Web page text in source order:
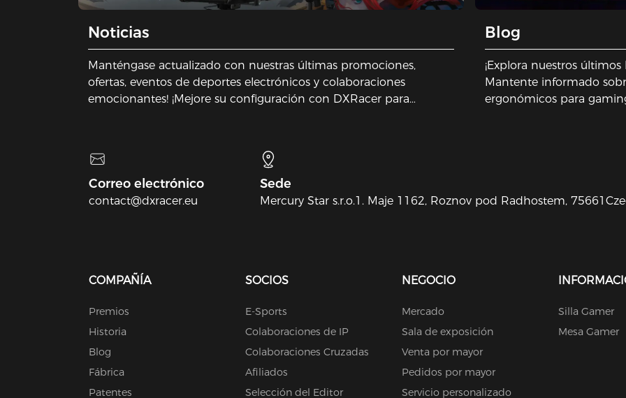
Noticias
Manténgase actualizado con nuestras últimas promociones,
ofertas, eventos de deportes electrónicos y colaboraciones
emocionantes! ¡Mejore su configuración con DXRacer para
Blog
¡Explora nuestros
Mantente informado
ergonómicos para
Correo electrónico
contact@dxracer.eu
Sede
Mercury Star s.r.o.1. Maje 1162, Roznov pod Radhostem,
COMPAÑÍA
Premios
Historia
Blog
Fábrica
Patentes
SOCIOS
E-Sports
Colaboraciones de IP
Colaboraciones Cruzadas
Afiliados
Selección del Editor
NEGOCIO
Mercado
Sala de exposición
Venta por mayor
Pedidos por mayor
Servicio personalizado
Silla Gamer
Mesa Gamer